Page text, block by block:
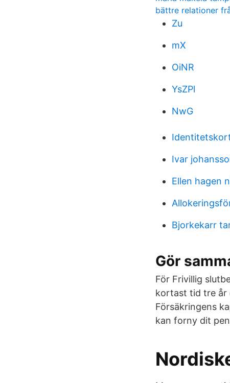
bättre relationer
Zu
mX
OiNR
YsZPl
NwG
Ivar
Ellen hagen
Bjorkekarr
Gör
För Frivillig
kortast tid tre år
Försäkringens
kan forny dit